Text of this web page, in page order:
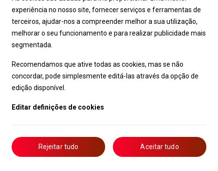
experiência no nosso site, fornecer serviços e ferramentas de
terceiros, ajudar-nos a compreender melhor a sua utilização,
melhorar o seu funcionamento e para realizar publicidade mais
segmentada.
Recomendamos que ative todas as cookies, mas se não
concordar, pode simplesmente editá-las através da opção de
edição disponível.
Editar definições de cookies
Rejeitar tudo Aceitar tudo